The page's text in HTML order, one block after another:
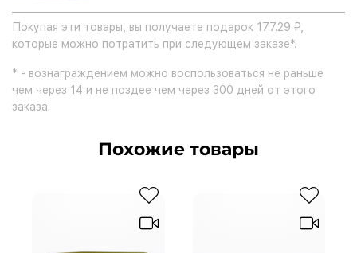
Покупая эти товары, вы получаете подарок 177.29 ₽,
которые можно потратить при следующем заказе*.
* - вознаграждением можно воспользоваться не раньше
чем через 14 и не поздее чем через 300 дней от этого
заказа.
Похожие товары